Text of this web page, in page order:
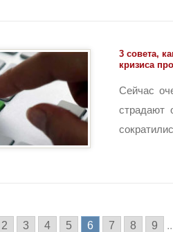
3 совета,
кризиса
Сейчас
страдают
2 3 4 5 6 7 8 9